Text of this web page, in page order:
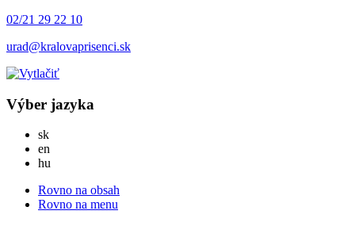
02/21 29 22 10
urad@kralovaprisenci.sk
Výber jazyka
skSlovensky
en
hu
Rovno na obsah
Rovno na menu